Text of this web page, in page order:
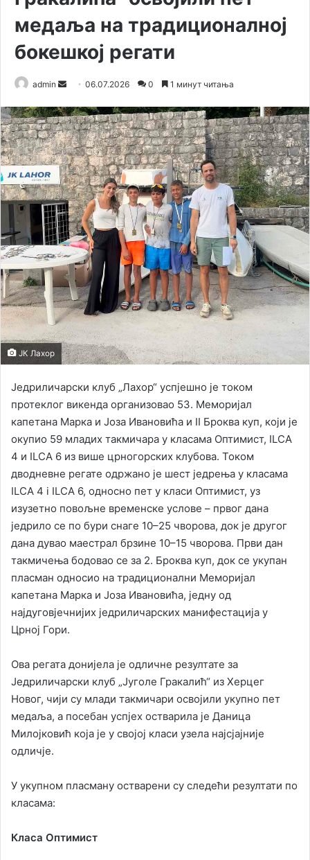
медаља на традиционалној
бокешкој регати
admin
n
d
a
n
e
m
a
i
06.07.2026 0 1 минут читања
ЈК Лахор
Једриличарски клуб „Лахор“ успјешно је током
протеклог викенда организовао 53. Меморијал
капетана Марка и Јоза Ивановића и II Броква куп, који је
окупио 59 младих такмичара у класама Оптимист, ILCA
4 и ILCA 6 из више црногорских клубова. Током
дводневне регате одржано је шест једрења у класама
ILCA 4 i ILCA 6, односно пет у класи Оптимист, уз
изузетно повољне временске услове – првог дана
једрило се по бури снаге 10–25 чворова, док је другог
дана дувао маестрал брзине 10–15 чворова. Први дан
такмичења бодовао се за 2. Броква куп, док се укупан
пласман односио на традиционални Меморијал
капетана Марка и Јоза Ивановића, једну од
најдуговјечнијих једриличарских манифестација у
Црној Гори.
Ова регата донијела је одличне резултате за
Једриличарски клуб „Југоле Гракалић“ из Херцег
Новог, чији су млади такмичари освојили укупно пет
медаља, а посебан успјех остварила је Даница
Милојковић која је у својој класи узела најсјајније
одличје.
У укупном пласману остварени су следећи резултати по
класама:
Класа Оптимист